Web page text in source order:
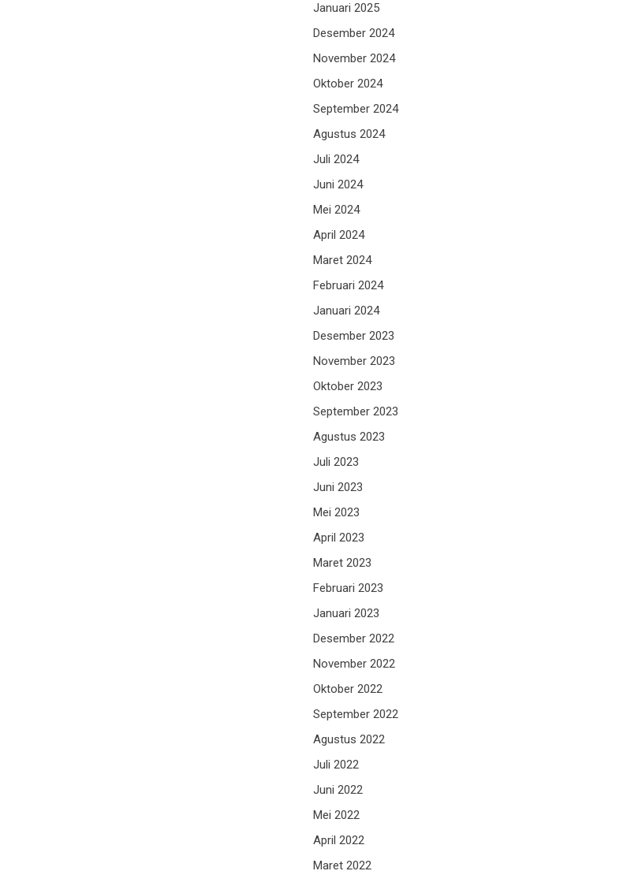
Januari 2025
Desember 2024
November 2024
Oktober 2024
September 2024
Agustus 2024
Juli 2024
Juni 2024
Mei 2024
April 2024
Maret 2024
Februari 2024
Januari 2024
Desember 2023
November 2023
Oktober 2023
September 2023
Agustus 2023
Juli 2023
Juni 2023
Mei 2023
April 2023
Maret 2023
Februari 2023
Januari 2023
Desember 2022
November 2022
Oktober 2022
September 2022
Agustus 2022
Juli 2022
Juni 2022
Mei 2022
April 2022
Maret 2022